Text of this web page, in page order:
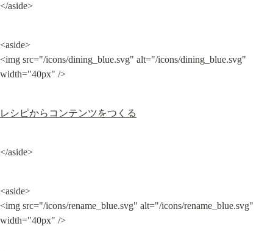
</aside>
<aside>
<img src="/icons/dining_blue.svg" alt="/icons/dining_blue.svg"
width="40px" />
レシピからコンテンツをつくる
</aside>
<aside>
<img src="/icons/rename_blue.svg" alt="/icons/rename_blue.svg"
width="40px" />